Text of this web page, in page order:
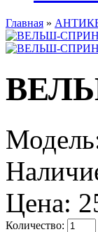
Главная »
Цена:
Количество: